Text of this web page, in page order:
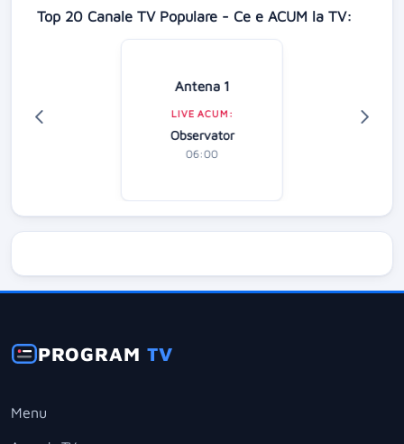
Top 20 Canale TV Populare - Ce e ACUM la TV:
Antena 1
LIVE ACUM:
Observator
06:00
PROGRAMTV
Menu